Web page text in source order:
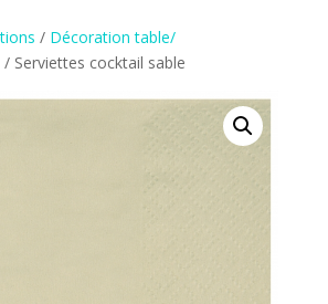
/ Décoration table/
/ Serviettes cocktail sable